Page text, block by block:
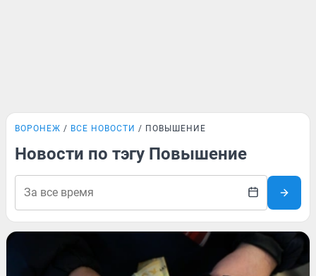
ВОРОНЕЖ ВСЕ НОВОСТИ ПОВЫШЕНИЕ
Новости по тэгу Повышение